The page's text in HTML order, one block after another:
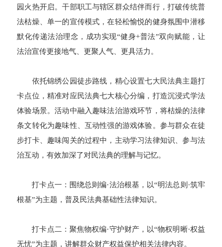
园火热开启。干部职工与辖区群众结伴而行，打破传统普
法枯燥、单一的宣传模式，在轻松愉悦的健身氛围中潜移
默化传递法治理念，成功实现“健身+普法”双向赋能，让
法治宣传更接地气、更聚人气、更具活力。
依托锦绣公园徒步路线，精心设置七大民法典主题打
卡点位，精准对应民法典七大核心分编，打造沉浸式学法
体验场景。活动中融入趣味法治游戏环节，将枯燥的法律
条文转化为趣味性、互动性强的游戏体验。参与群众在徒
步打卡、趣味闯关的过程中，主动学习法律知识、参与法
治互动，有效加深了对民法典的理解与记忆。
打卡点一：围绕总则编·法治根基，以“明法总则·筑牢
根基”为主题，普及民法典基础性法律知识。
打卡点二：聚焦物权编·守护财产，以“物权明晰·权益
无忧”为主题，讲解群众财产权益保护相关法律内容。